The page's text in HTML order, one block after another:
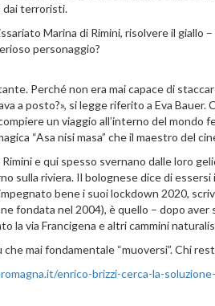
dai terroristi.
Marina di Rimini, risolvere il
personaggio?
Perché non era mai capace di
a posto?», si legge riferito a Eva
un viaggio all’interno del mondo
“Asa nisi masa” che il maestro del
e qui spesso svernano dalle loro
sulla riviera. Il bolognese dice di
bene i suoi lockdown 2020,
fondata nel 2004), è quello – dopo
la via Francigena e altri cammini
mai fondamentale “muoversi”. Chi
enrico-brizzi-cerca-la-